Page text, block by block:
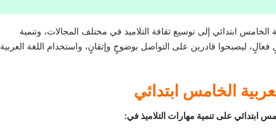
ابتدائي إلى توسيع ثقافة التلاميذ في مختلف المجالات، وتنمية
فعالٍ، ليصبحوا قادرين على التواصل بوضوحٍ وإتقانٍ، واستخدام اللغة العربية
الخامس ابتدائي
ابتدائي على تنمية مهارات التلاميذ في: